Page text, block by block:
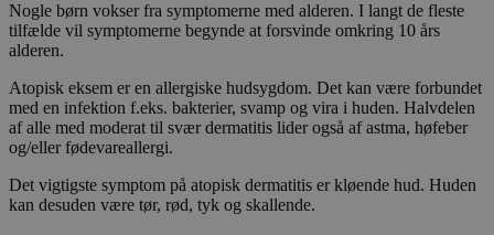
Nogle børn vokser fra symptomerne med alderen. I langt de fleste
tilfælde vil symptomerne begynde at forsvinde omkring 10 års
alderen.
Atopisk eksem er en allergiske hudsygdom. Det kan være forbundet
med en infektion f.eks. bakterier, svamp og vira i huden. Halvdelen
af alle med moderat til svær dermatitis lider også af astma, høfeber
og/eller fødevareallergi.
Det vigtigste symptom på atopisk dermatitis er kløende hud. Huden
kan desuden være tør, rød, tyk og skallende.